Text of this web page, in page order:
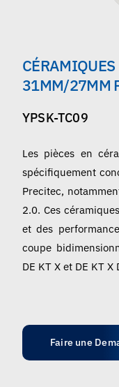
31MM/27MM
YPSK-TC09
Les pièces en
spécifiquement
Precitec,
2.0. Ces
et des
coupe
DE KT X et DE KT X
Faire une